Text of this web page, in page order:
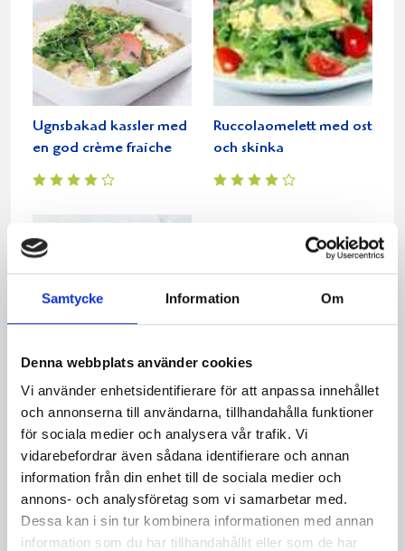
Samtycke Information Om
Denna webbplats använder cookies
Vi använder enhetsidentifierare för att anpassa innehållet
och annonserna till användarna, tillhandahålla funktioner
för sociala medier och analysera vår trafik. Vi
vidarebefordrar även sådana identifierare och annan
information från din enhet till de sociala medier och
annons- och analysföretag som vi samarbetar med.
Dessa kan i sin tur kombinera informationen med annan
information som du har tillhandahållit eller som de har
Ugnsbakad kassler med
en god crème fraiche
Ruccolaomelett med ost
och skinka
Tortilla med
serranoskinka
Relaterade recept:
omelett skinka skink